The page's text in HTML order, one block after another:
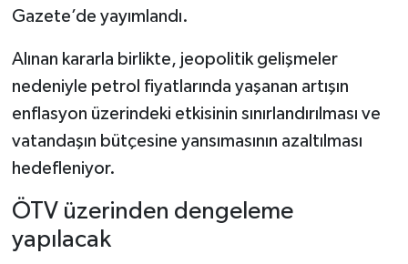
Gazete’de yayımlandı.
Alınan kararla birlikte, jeopolitik gelişmeler
nedeniyle petrol fiyatlarında yaşanan artışın
enflasyon üzerindeki etkisinin sınırlandırılması ve
vatandaşın bütçesine yansımasının azaltılması
hedefleniyor.
ÖTV üzerinden dengeleme
yapılacak